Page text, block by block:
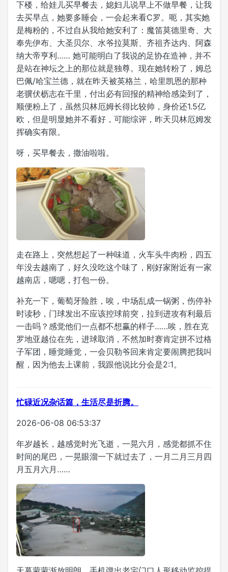
下楼，给娃儿买早餐去，媳妇儿说早上不做早餐，让我
去买早点，她要多睡会，一会起来看C罗。呃，其实她
是梅粉的，不过自从我给她安利了：魔笛莫德里奇、大
奉先伊布、大圣贝尔、水爷拉莫斯、齐祖齐达内、阿森
纳‌大帝亨利‌…… 她可能明白了我说的足协在造神，并不
是站在神坛之上的那位就是独尊。现在她转粉了，姆总
巴佩/哈宝兰德，就在昨天被英格兰，哈里凯恩的那种
老骥伏枥志在千里，付出必有回报的精神给感染到了，
顺便粉上了，虽然贝林厄姆长得比较帅，身价还1.5亿
欧，但是明显她并不看好，可能综评，昨天贝林厄姆发
挥确实有限。
呀，买早餐去，撒油啦啦。
走在路上，突然想起了一种味道，火车头牛肉粉，四五
年没去越南了，好久没吃这个味了，刚好家附近有一家
越南店，嗯嗯，打包一份。
补充一下，葡萄牙险胜，唉，中场乱成一锅粥，伤停补
时读秒，门球发出不应该控球前突，拉到进攻有利最后
一击吗？感觉他们一点都不想赢的样子……唉，胜在克
罗地亚越位在先，进球取消，不然加时赛肯定拼不过格
子军团，睡觉睡觉，一会贝勒爷回来肯定要闹腾把我叫
醒，因为他去上课前，我跟他说比分会是2:1。
忙碌近况杂话篇，生活尽是折腾。
2026-06-08 06:53:37
年岁越长，越感觉时光飞逝，一晃六月，感觉都抓不住
时间的尾巴，一晃眼溜一下就过去了，一月二月三月四
月五月六月……